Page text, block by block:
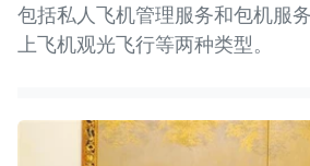
包括私人飞机管理服务和包机服
上飞机观光飞行等两种类型。